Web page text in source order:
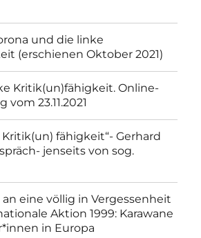
und die linke
(erschienen Oktober 2021)
Kritik(un)fähigkeit. Online-
23.11.2021
Kritik(un) fähigkeit“- Gerhard
jenseits von sog.
eine völlig in Vergessenheit
Aktion 1999: Karawane
in Europa